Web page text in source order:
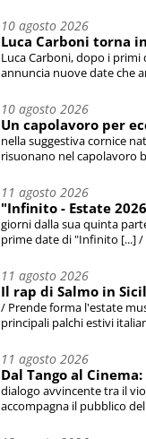
10 agosto 2026
Luca Carboni torna
Luca Carboni, dopo i
annuncia nuove date che
10 agosto 2026
Un capolavoro per
nella suggestiva cornice
risuonano nel capolavoro
11 agosto 2026
"Infinito - Estate
giorni dalla sua quinta
prime date di "Infinito [...] /
11 agosto 2026
Il rap di Salmo in
/ Prende forma l'estate
principali palchi estivi
11 agosto 2026
Dal Tango al
dialogo avvincente tra il
accompagna il pubblico